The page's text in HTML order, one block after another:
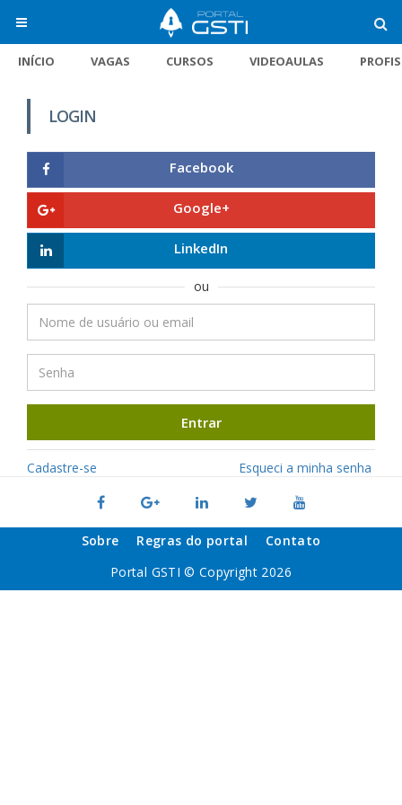
INÍCIO VAGAS CURSOS VIDEOAULAS
LOGIN
Facebook
Google+
LinkedIn
ou
Entrar
Cadastre-se Esqueci a minha senha
Sobre Regras do portal
Contato
Portal GSTI © Copyright 2026